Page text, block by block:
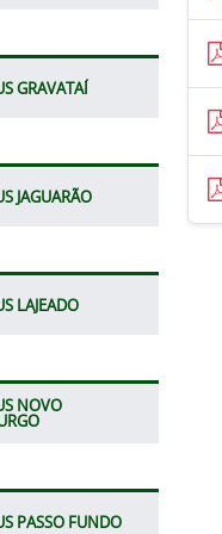
GRAVATAÍ
JAGUARÃO
LAJEADO
NOVO
PASSO FUNDO